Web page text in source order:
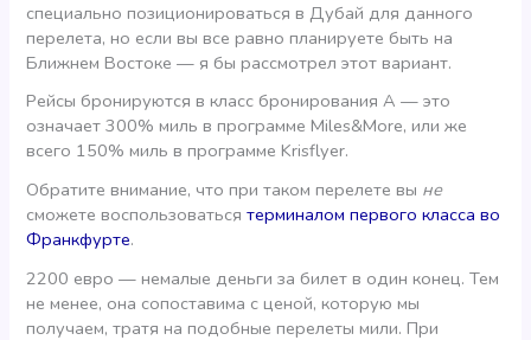
специально позиционироваться в Дубай для данного
перелета, но если вы все равно планируете быть на
Ближнем Востоке — я бы рассмотрел этот вариант.
Рейсы бронируются в класс бронирования А — это
означает 300% миль в программе Miles&More, или же
всего 150% миль в программе Krisflyer.
Обратите внимание, что при таком перелете вы не
сможете воспользоватьсятерминалом первого класса во
Франкфурте.
2200 евро — немалые деньги за билет в один конец. Тем
не менее, она сопоставима с ценой, которую мы
получаем, тратя на подобные перелеты мили. При